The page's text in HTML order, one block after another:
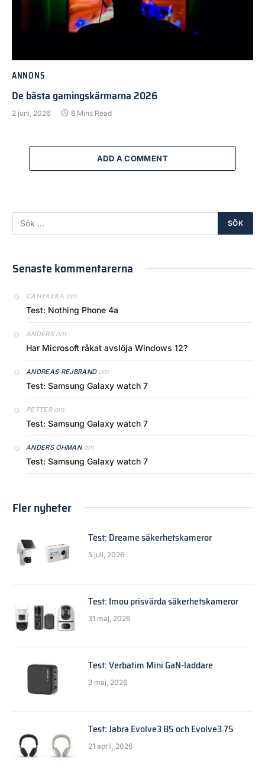
ANNONS
De bästa gamingskärmarna 2026
2 juni, 2026 8 Mins Read
ADD A COMMENT
Senaste kommentarerna
CAHYAEKA om
Test: Nothing Phone 4a
ANDERSom
Har Microsoft råkat avslöja Windows 12?
ANDREAS REJBRANDom
Test: Samsung Galaxy watch 7
PETTERom
Test: Samsung Galaxy watch 7
ANDERS ÖHMANom
Test: Samsung Galaxy watch 7
Fler nyheter
Test: Dreame säkerhetskameror
5 juli, 2026
Test: Imou prisvärda säkerhetskameror
31 maj, 2026
Test: Verbatim Mini GaN-laddare
3 maj, 2026
Test: Jabra Evolve3 85 och Evolve3 75
21 april, 2026